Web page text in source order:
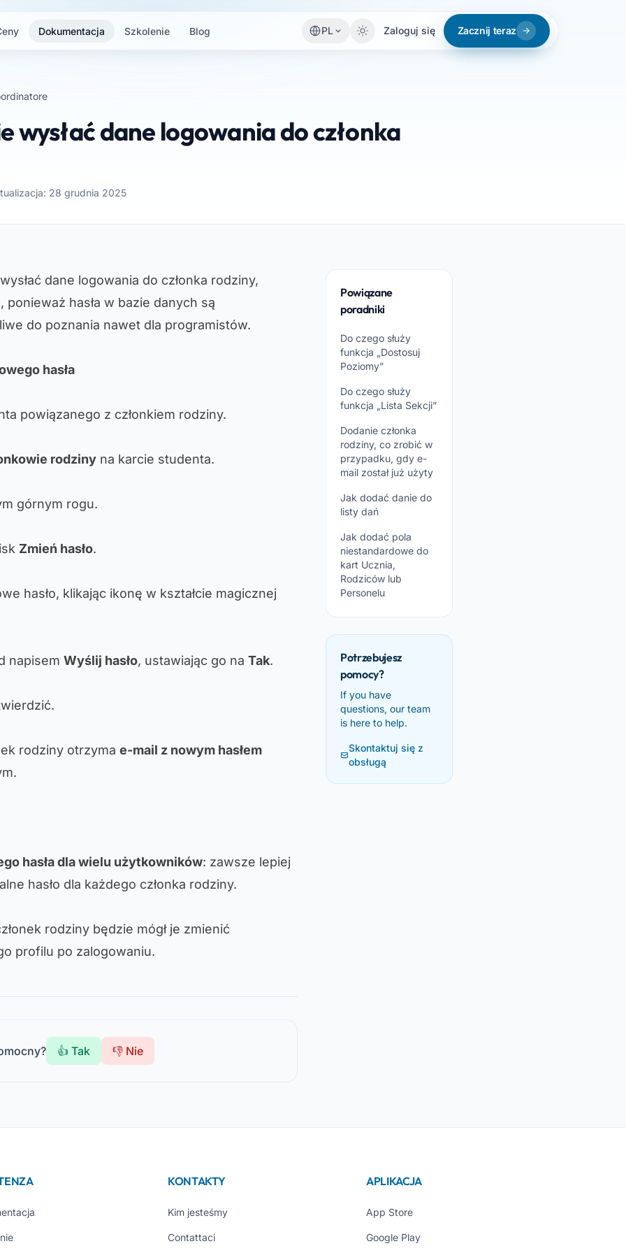
Dokumentacja Szkolenie Blog PL Zaloguj się Zacznij teraz
wysłać dane logowania do członka
28 grudnia 2025
dane logowania do członka rodziny,
, ponieważ hasła w bazie danych są
do poznania nawet dla programistów.
hasła
powiązanego z członkiem rodziny.
rodziny na karcie studenta.
górnym rogu.
Zmień hasło.
hasło, klikając ikonę w kształcie magicznej
napisem Wyślij hasło, ustawiając go na Tak.
rodziny otrzyma e-mail z nowym hasłem
hasła dla wielu użytkowników: zawsze lepiej
hasło dla każdego członka rodziny.
rodziny będzie mógł je zmienić
profilu po zalogowaniu.
👍 Tak 👎 Nie
Powiązane
poradniki
Do czego służy
funkcja „Dostosuj
Poziomy”
Do czego służy
funkcja „Lista Sekcji”
Dodanie członka
rodziny, co zrobić w
przypadku, gdy e-
mail został już użyty
Jak dodać danie do
listy dań
Jak dodać pola
niestandardowe do
kart Ucznia,
Rodziców lub
Personelu
Potrzebujesz
pomocy?
If you have
questions, our team
is here to help.
Skontaktuj się z
obsługą
KONTAKTY
Kim jesteśmy
Contattaci
APLIKACJA
App Store
Google Play